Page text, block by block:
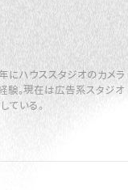
にハウススタジオのカメラ
験。現在は広告系スタジオ
ている。